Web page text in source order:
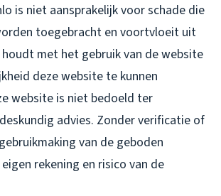
is niet aansprakelijk voor schade die
toegebracht en voortvloeit uit
met het gebruik van de website
deze website te kunnen
website is niet bedoeld ter
advies. Zonder verificatie of
van de geboden
rekening en risico van de